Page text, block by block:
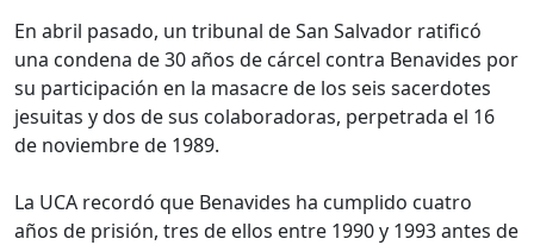
En abril pasado, un tribunal de San Salvador ratificó
una condena de 30 años de cárcel contra Benavides por
su participación en la masacre de los seis sacerdotes
jesuitas y dos de sus colaboradoras, perpetrada el 16
de noviembre de 1989.
La UCA recordó que Benavides ha cumplido cuatro
años de prisión, tres de ellos entre 1990 y 1993 antes de